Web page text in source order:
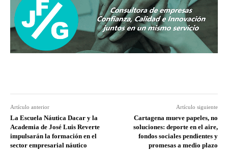
Artículo anterior
La Escuela Náutica Dacar y la
Academia de José Luis Reverte
impulsarán la formación en el
sector empresarial náutico
Artículo siguiente
Cartagena mueve papeles, no
soluciones: deporte en el aire,
fondos sociales pendientes y
promesas a medio plazo